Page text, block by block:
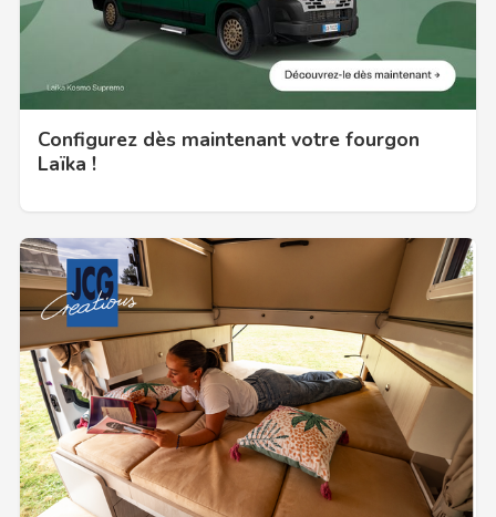
Configurez dès maintenant votre fourgon
Laïka !